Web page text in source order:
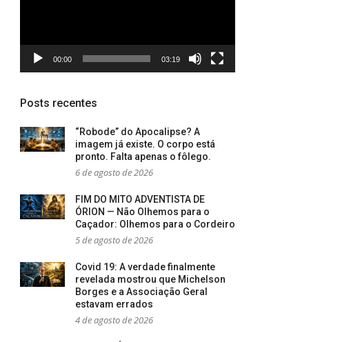
00:00 03:19
Posts recentes
“Robode” do Apocalipse? A
imagem já existe. O corpo está
pronto. Falta apenas o fôlego.
6 de agosto de 2026
FIM DO MITO ADVENTISTA DE
ÓRION — Não Olhemos para o
Caçador: Olhemos para o Cordeiro
5 de agosto de 2026
Covid 19: A verdade finalmente
revelada mostrou que Michelson
Borges e a Associação Geral
estavam errados
4 de agosto de 2026